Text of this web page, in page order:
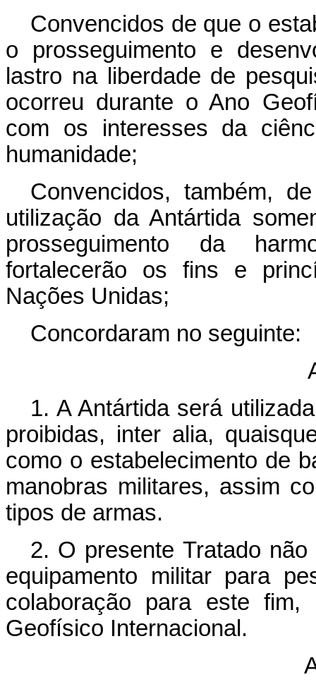
Convencidos de que o
o prosseguimento e
lastro na liberdade de
ocorreu durante o Ano
com os interesses da
humanidade;
Convencidos, também,
utilização da Antártida
prosseguimento da
fortalecerão os fins e
Nações Unidas;
Concordaram no seguinte:
1. A Antártida será
proibidas, inter alia,
como o estabelecimento de
manobras militares, assim
tipos de armas.
2. O presente Tratado
equipamento militar para
colaboração para este
Geofísico Internacional.